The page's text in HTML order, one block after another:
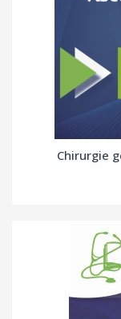
Chirurgie